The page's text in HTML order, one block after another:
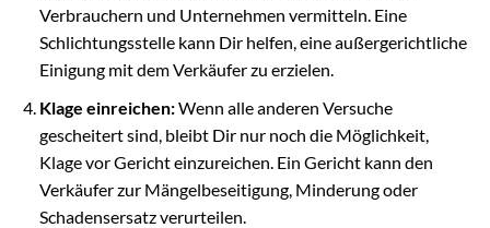
Verbrauchern und Unternehmen vermitteln. Eine
Schlichtungsstelle kann Dir helfen, eine außergerichtliche
Einigung mit dem Verkäufer zu erzielen.
Klage einreichen:Wenn alle anderen Versuche
gescheitert sind, bleibt Dir nur noch die Möglichkeit,
Klage vor Gericht einzureichen. Ein Gericht kann den
Verkäufer zur Mängelbeseitigung, Minderung oder
Schadensersatz verurteilen.